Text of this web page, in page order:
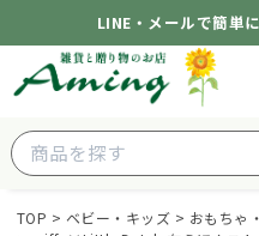
LINE・メールで簡単
TOP ベビー・キッズ おもちゃ